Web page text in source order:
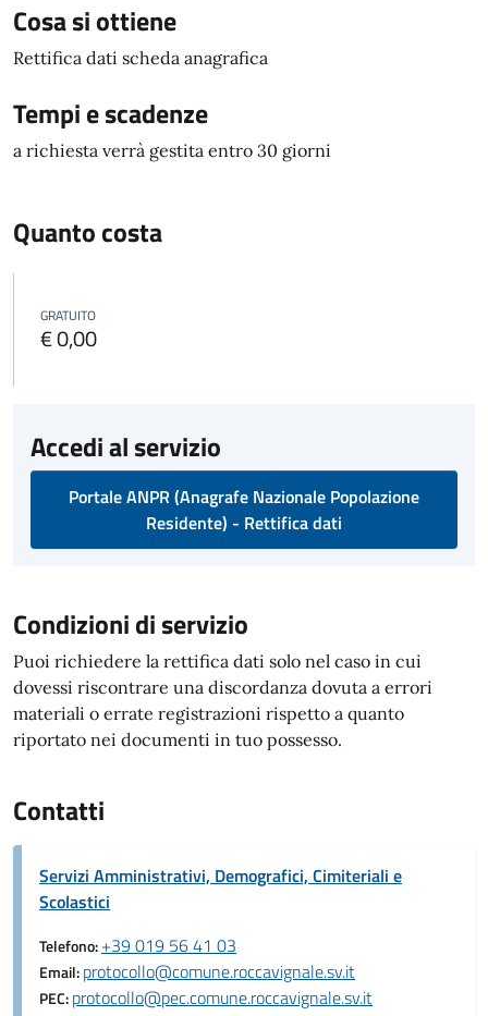
Cosa si ottiene
Rettifica dati scheda anagrafica
Tempi e scadenze
a richiesta verrà gestita entro 30 giorni
Quanto costa
GRATUITO
€ 0,00
Accedi al servizio
Portale ANPR (Anagrafe Nazionale Popolazione
Residente) - Rettifica dati
Condizioni di servizio
Puoi richiedere la rettifica dati solo nel caso in cui
dovessi riscontrare una discordanza dovuta a errori
materiali o errate registrazioni rispetto a quanto
riportato nei documenti in tuo possesso.
Contatti
Servizi Amministrativi, Demografici, Cimiteriali e
Scolastici
Telefono:+39 019 56 41 03
Email:protocollo@comune.roccavignale.sv.it
PEC:protocollo@pec.comune.roccavignale.sv.it